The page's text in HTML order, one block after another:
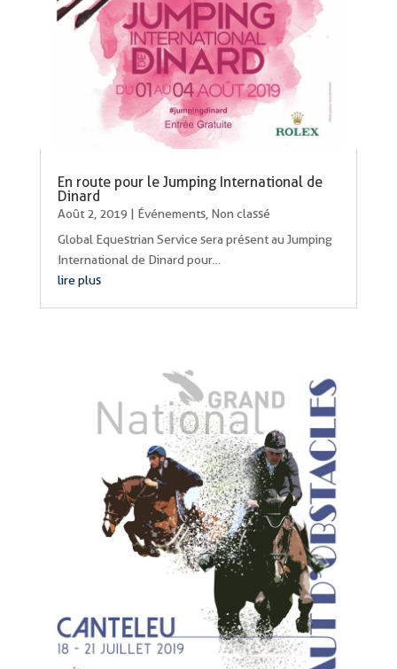
En route pour le Jumping International de
Dinard
Août 2, 2019 | Événements, Non classé
Global Equestrian Service sera présent au Jumping
International de Dinard pour…
lire plus